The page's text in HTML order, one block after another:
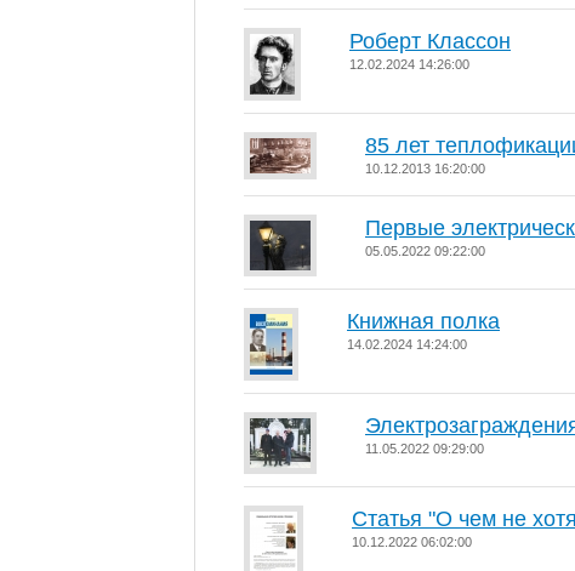
Роберт Классон
12.02.2024 14:26:00
85 лет
10.12.2013 16:20:00
Первые
05.05.2022 09:22:00
Книжная полка
14.02.2024 14:24:00
11.05.2022 09:29:00
Статья "О чем не
10.12.2022 06:02:00